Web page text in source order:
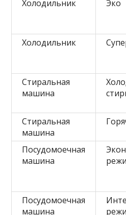
Холодильник
Эко
Холодильник
Стиральная
машина
Стиральная
машина
Посудомоечная
машина
Посудомоечная
машина